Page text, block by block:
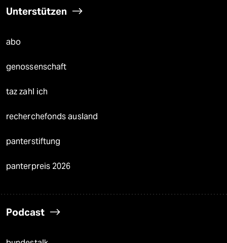
Unterstützen
abo
genossenschaft
taz zahl ich
recherchefonds ausland
panterstiftung
panterpreis 2026
Podcast